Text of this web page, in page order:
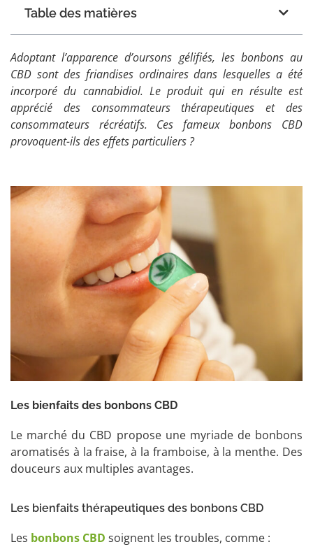
Table des matières
Adoptant l’apparence d’oursons gélifiés, les bonbons au
CBD sont des friandises ordinaires dans lesquelles a été
incorporé du cannabidiol. Le produit qui en résulte est
apprécié des consommateurs thérapeutiques et des
consommateurs récréatifs. Ces fameux bonbons CBD
provoquent-ils des effets particuliers ?
Les bienfaits des bonbons CBD
Le marché du CBD propose une myriade de bonbons
aromatisés à la fraise, à la framboise, à la menthe. Des
douceurs aux multiples avantages.
Les bienfaits thérapeutiques des bonbons CBD
Les bonbons CBD soignent les troubles, comme :